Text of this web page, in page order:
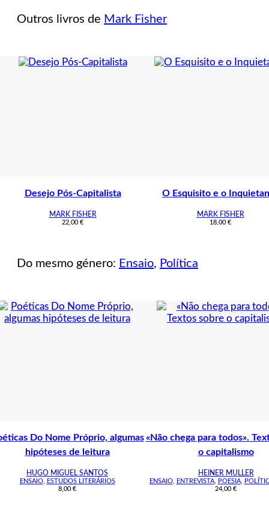
Alternativa?
Outros livros de Mark Fisher
Desejo Pós-Capitalista
MARK FISHER
22,00 €
O Esquisito e o
MARK FISHER
18,00 €
Do mesmo género: Ensaio, Política
Do Nome Próprio, algumas
hipóteses de leitura
HUGO MIGUEL SANTOS
ENSAIO,
ESTUDOS LITERÁRIOS
8,00 €
«Não chega para todos».
o capitalismo
HEINER MULLER
ENSAIO, ENTREVISTA, POESIA,
24,00 €